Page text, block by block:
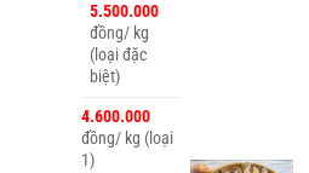
5.500.000
đồng/ kg
(loại đặc
biệt)
4.600.000
đồng/ kg (loại
1)